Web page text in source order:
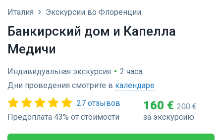
Италия Экскурсии во Флоренции
Банкирский дом и Капелла
Медичи
Индивидуальная экскурсия • 2 часа
Дни проведения смотрите в календаре
27 отзывов
Предоплата 43% от стоимости
160 € 200 €
за экскурсию